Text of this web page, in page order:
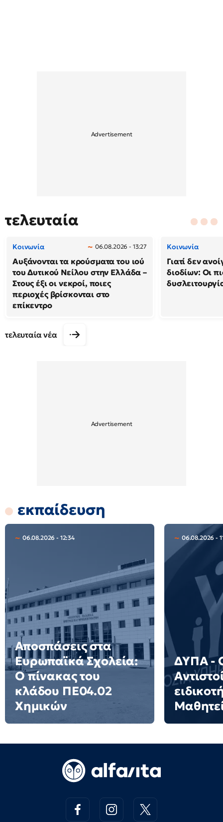
τελευταία
Κοινωνία 06.08.2026 - 13:27
Αυξάνονται τα κρούσματα του ιού
του Δυτικού Νείλου στην Ελλάδα –
Στους έξι οι νεκροί, ποιες
περιοχές βρίσκονται στο
επίκεντρο
Κοινωνία
Γιατί δεν
διοδίων: Οι
τελευταία νέα
εκπαίδευση
06.08.2026 - 12:34
Αποσπάσεις στα
Ευρωπαϊκά Σχολεία:
Ο πίνακας του
κλάδου ΠΕ04.02
Χημικών
06.08.2026 -
ΔΥΠΑ -